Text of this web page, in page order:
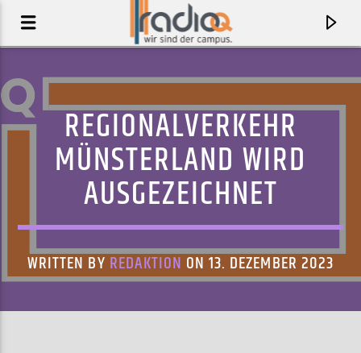
REGIONALVERKEHR
MÜNSTERLAND WIRD
AUSGEZEICHNET
WRITTEN BY REDAKTION ON 13. DEZEMBER 2023